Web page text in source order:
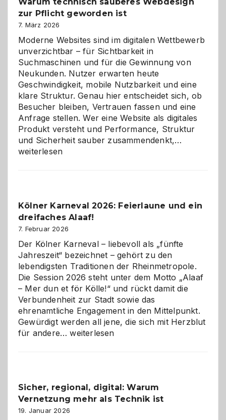
den
Logikrätseln
zur Pflicht geworden ist
7. März 2026
Moderne Websites sind im digitalen Wettbewerb
unverzichtbar – für Sichtbarkeit in
Suchmaschinen und für die Gewinnung von
Neukunden. Nutzer erwarten heute
Geschwindigkeit, mobile Nutzbarkeit und eine
klare Struktur. Genau hier entscheidet sich, ob
Besucher bleiben, Vertrauen fassen und eine
Anfrage stellen. Wer eine Website als digitales
Produkt versteht und Performance, Struktur
und Sicherheit sauber zusammendenkt,…
geworden
weiterlesen
Kölner Karneval 2026: Feierlaune und ein
dreifaches Alaaf!
7. Februar 2026
Der Kölner Karneval – liebevoll als „fünfte
Jahreszeit“ bezeichnet – gehört zu den
lebendigsten Traditionen der Rheinmetropole.
Die Session 2026 steht unter dem Motto „Alaaf
– Mer dun et för Kölle!“ und rückt damit die
Verbundenheit zur Stadt sowie das
ehrenamtliche Engagement in den Mittelpunkt.
Gewürdigt werden all jene, die sich mit Herzblut
für andere…Kölner
ein
dreifaches
Alaaf!
weiterlesen
Sicher, regional, digital: Warum
Vernetzung mehr als Technik ist
19. Januar 2026